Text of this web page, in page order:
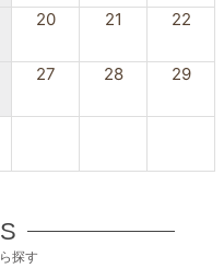
20 21 22
27 28 29
探す